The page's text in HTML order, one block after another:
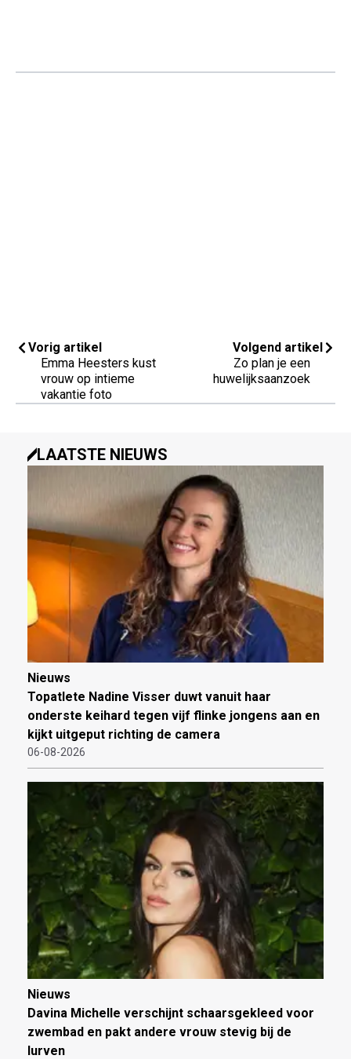
Vorig artikel
Emma Heesters kust
vrouw op intieme
vakantie foto
Volgend artikel
Zo plan je een
huwelijksaanzoek
LAATSTE NIEUWS
Nieuws
Topatlete Nadine Visser duwt vanuit haar
onderste keihard tegen vijf flinke jongens aan en
kijkt uitgeput richting de camera
06-08-2026
Nieuws
Davina Michelle verschijnt schaarsgekleed voor
zwembad en pakt andere vrouw stevig bij de
lurven